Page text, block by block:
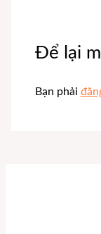
Để lại
Bạn phải